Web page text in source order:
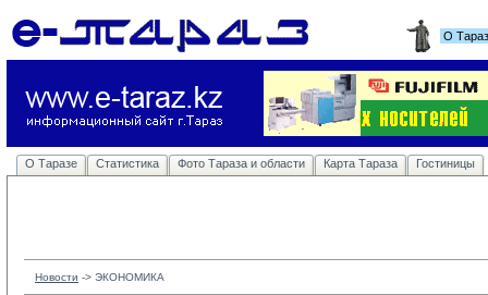
О
О Таразе Статистика Фото Тараза и области Карта Тараза Гостиницы
Новости -> ЭКОНОМИКА